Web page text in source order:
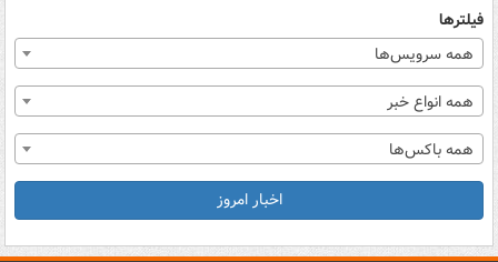
فیلترها
همه سرویس‌ها
همه انواع خبر
همه باکس‌ها
اخبار امروز